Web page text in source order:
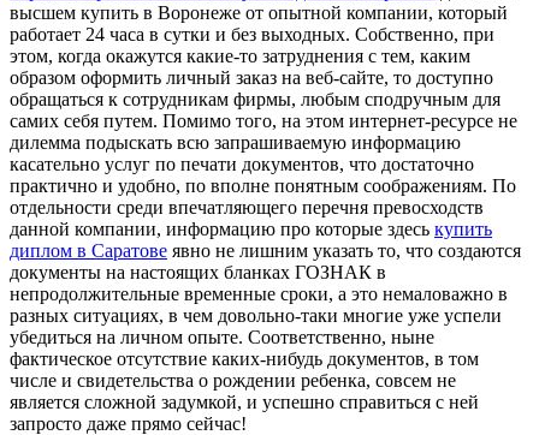
высшем купить в Воронеже от опытной компании, который
работает 24 часа в сутки и без выходных. Собственно, при
этом, когда окажутся какие-то затруднения с тем, каким
образом оформить личный заказ на веб-сайте, то доступно
обращаться к сотрудникам фирмы, любым сподручным для
самих себя путем. Помимо того, на этом интернет-ресурсе не
дилемма подыскать всю запрашиваемую информацию
касательно услуг по печати документов, что достаточно
практично и удобно, по вполне понятным соображениям. По
отдельности среди впечатляющего перечня превосходств
данной компании, информацию про которые здесь купить
диплом в Саратове явно не лишним указать то, что создаются
документы на настоящих бланках ГОЗНАК в
непродолжительные временные сроки, а это немаловажно в
разных ситуациях, в чем довольно-таки многие уже успели
убедиться на личном опыте. Соответственно, ныне
фактическое отсутствие каких-нибудь документов, в том
числе и свидетельства о рождении ребенка, совсем не
является сложной задумкой, и успешно справиться с ней
запросто даже прямо сейчас!